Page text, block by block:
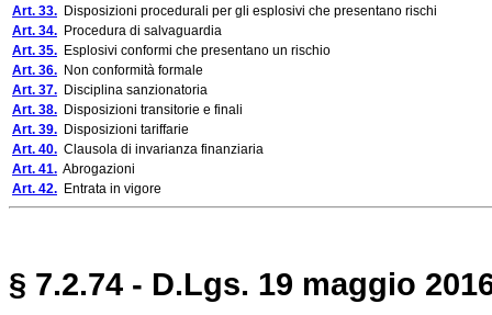
Art. 33. Disposizioni procedurali per gli esplosivi che presentano rischi
Art. 34. Procedura di salvaguardia
Art. 35. Esplosivi conformi che presentano un rischio
Art. 36. Non conformità formale
Art. 37. Disciplina sanzionatoria
Art. 38. Disposizioni transitorie e finali
Art. 39. Disposizioni tariffarie
Art. 40. Clausola di invarianza finanziaria
Art. 41. Abrogazioni
Art. 42. Entrata in vigore
§ 7.2.74 - D.Lgs. 19 maggio